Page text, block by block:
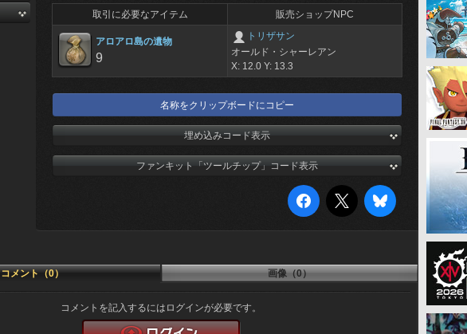
取引に必要なアイテム 販売ショップNPC
アロアロ島の遺物
9
トリザサン
オールド・シャーレアン
X: 12.0 Y: 13.3
名称をクリップボードにコピー
埋め込みコード表示
ファンキット「ツールチップ」コード表示
コメント（0） 画像（0）
コメントを記入するにはログインが必要です。